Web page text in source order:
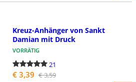
Kreuz-Anhänger von Sankt
Damian mit Druck
VORRÄTIG
21
€ 3,39 € 3,59